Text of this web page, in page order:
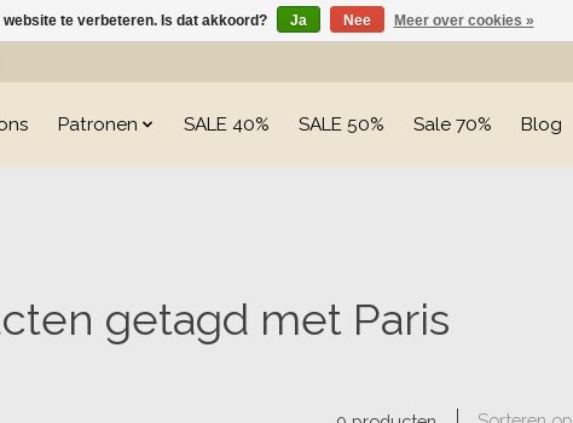
Patronen SALE 40% SALE 50% Sale 70% Blog
getagd met Paris
te verbeteren. Is dat akkoord? Ja Nee Meer over cookies »